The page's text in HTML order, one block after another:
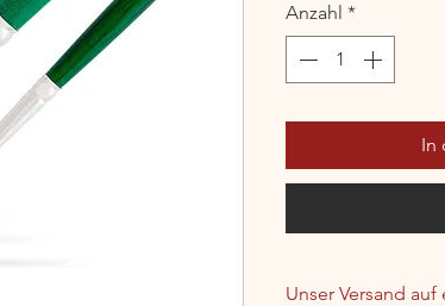
Anzahl *
In
Unser Versand